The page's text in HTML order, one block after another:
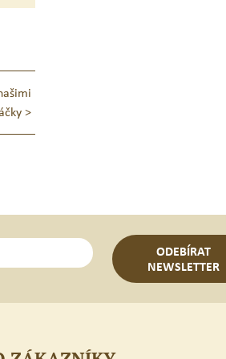
>
ODEBÍRAT
NEWSLETTER